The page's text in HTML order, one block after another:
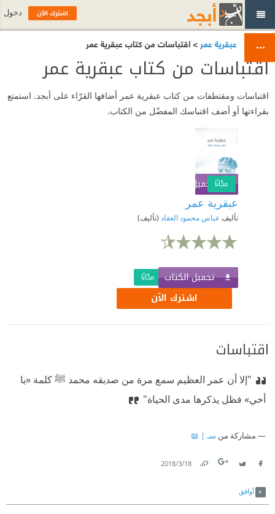
عبقرية عمر > اقتباسات من كتاب عبقرية عمر
اقتباسات من كتاب عبقرية عمر
اقتباسات ومقتطفات من كتاب عبقرية عمر أضافها القرّاء على أبجد. استمتع
بقراءتها أو أضف اقتباسك المفضّل من الكتاب.
تحميل الكتابمجّانًا
عبقرية عمر
تأليف عباس محمود العقاد (تأليف)
تحميل الكتاب مجّانًا
اشترك الآن
اقتباسات
"إلا أن عمر العظيم سمع مرة من صديقه محمد ﷺ كلمة «يا
أخي» فظل يذكرها مدى الحياة"
مشاركة من سـ | 📖
18‏/3‏/2018
أوافق
اشترك الآن دخول